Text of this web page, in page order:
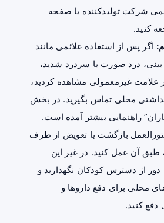
شرکت تولیدکننده یا صفحه
اگر پس از استفاده علائمی مانند
درد صورت یا سردرد شدید،
علامت غیرمعمولی مشاهده کردید،
محلی تماس بگیرید. در بخش
راهنمایی بیشتر آمده است.
بازگشت یا تعویض از طرف
طبق آن عمل کنید. در غیر این
از دسترس کودکان نگهدارید و
محلی برای دفع داروها و
کنید.